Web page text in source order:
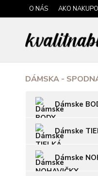
O NÁS AKO
DÁMSKA -
Dámske
Dámske
Dámske